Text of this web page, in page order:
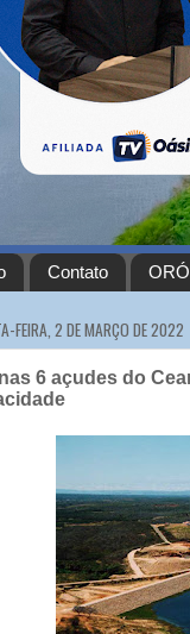
Contato
FEIRA, 2 DE MARÇO DE 2022
6 açudes do